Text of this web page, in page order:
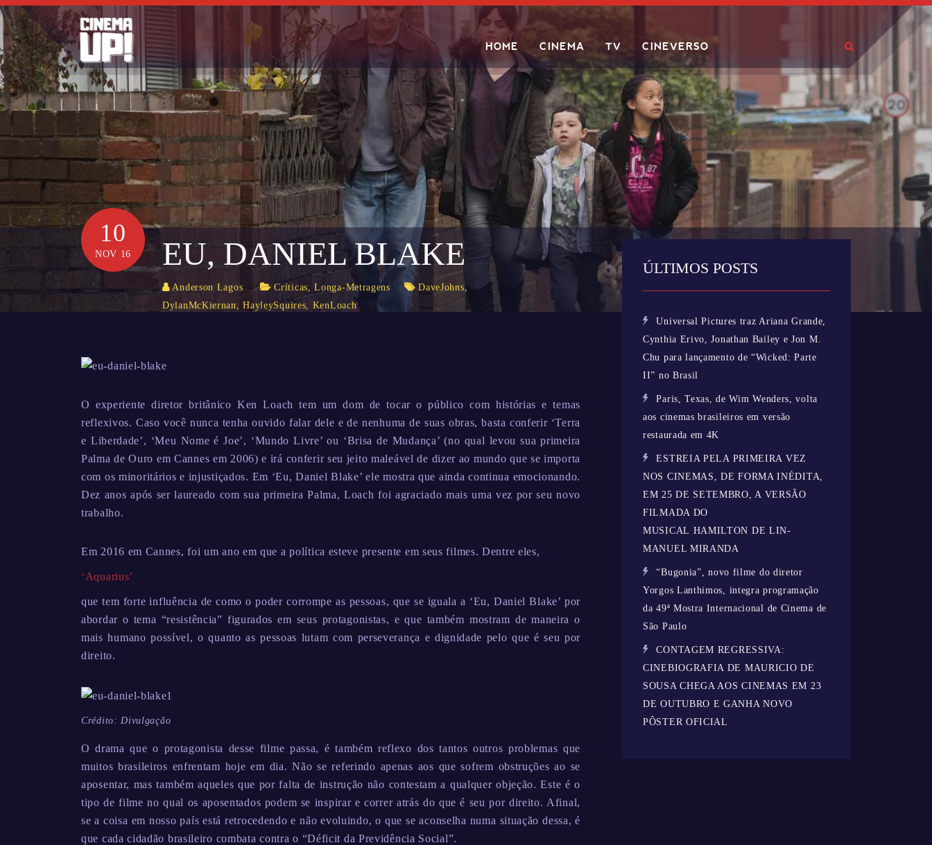
Skip
to
content
HOME CINEMA TV CINEVERSO
Search
10
NOV 16 EU, DANIEL BLAKE
Anderson Lagos Críticas,Longa-Metragens DaveJohns,
DylanMcKiernan,HayleySquires, KenLoach
O experiente diretor britânico Ken Loach tem um dom de tocar o público com histórias e temas
reflexivos. Caso você nunca tenha ouvido falar dele e de nenhuma de suas obras, basta conferir ‘Terra
e Liberdade’, ‘Meu Nome é Joe’, ‘Mundo Livre’ ou ‘Brisa de Mudança’ (no qual levou sua primeira
Palma de Ouro em Cannes em 2006) e irá conferir seu jeito maleável de dizer ao mundo que se importa
com os minoritários e injustiçados. Em ‘Eu, Daniel Blake’ ele mostra que ainda continua emocionando.
Dez anos após ser laureado com sua primeira Palma, Loach foi agraciado mais uma vez por seu novo
trabalho.
Em 2016 em Cannes, foi um ano em que a política esteve presente em seus filmes. Dentre eles,
‘Aquarius’
que tem forte influência de como o poder corrompe as pessoas, que se iguala a ‘Eu, Daniel Blake’ por
abordar o tema “resistência” figurados em seus protagonistas, e que também mostram de maneira o
mais humano possível, o quanto as pessoas lutam com perseverança e dignidade pelo que é seu por
direito.
Crédito: Divulgação
O drama que o protagonista desse filme passa, é também reflexo dos tantos outros problemas que
muitos brasileiros enfrentam hoje em dia. Não se referindo apenas aos que sofrem obstruções ao se
aposentar, mas também aqueles que por falta de instrução não contestam a qualquer objeção. Este é o
tipo de filme no qual os aposentados podem se inspirar e correr atrás do que é seu por direito. Afinal,
se a coisa em nosso país está retrocedendo e não evoluindo, o que se aconselha numa situação dessa, é
que cada cidadão brasileiro combata contra o “Déficit da Previdência Social”.
ÚLTIMOS POSTS
Universal Pictures traz Ariana Grande,
Cynthia Erivo, Jonathan Bailey e Jon M.
Chu para lançamento de “Wicked: Parte
II” no Brasil
Paris, Texas, de Wim Wenders, volta
aos cinemas brasileiros em versão
restaurada em 4K
ESTREIA PELA PRIMEIRA VEZ
NOS CINEMAS, DE FORMA INÉDITA,
EM 25 DE SETEMBRO, A VERSÃO
FILMADA DO
MUSICAL HAMILTON DE LIN-
MANUEL MIRANDA
“Bugonia”, novo filme do diretor
Yorgos Lanthimos, integra programação
da 49ª Mostra Internacional de Cinema de
São Paulo
CONTAGEM REGRESSIVA:
CINEBIOGRAFIA DE MAURICIO DE
SOUSA CHEGA AOS CINEMAS EM 23
DE OUTUBRO E GANHA NOVO
PÔSTER OFICIAL